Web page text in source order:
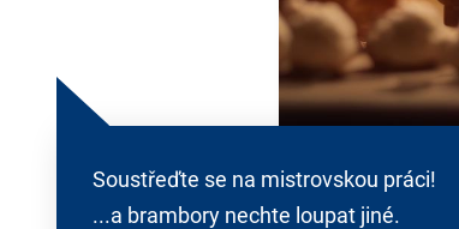
Soustřeďte se na mistrovskou práci!
...a brambory nechte loupat jiné.